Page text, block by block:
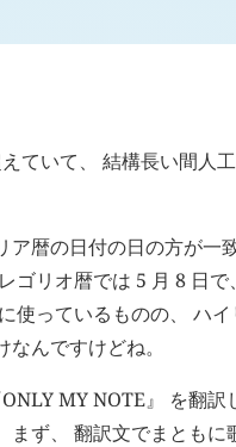
ていて、 結構長い間人
ア暦の日付の日の方が一
ゴリオ暦では 5 月 8 日
使っているものの、 ハ
んですけどね。
MY NOTE』 を翻
まず、 翻訳文でまとも